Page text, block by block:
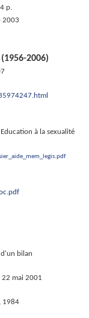
p.
2003
2006)
à la sexualité
bilan
22 mai 2001
1984